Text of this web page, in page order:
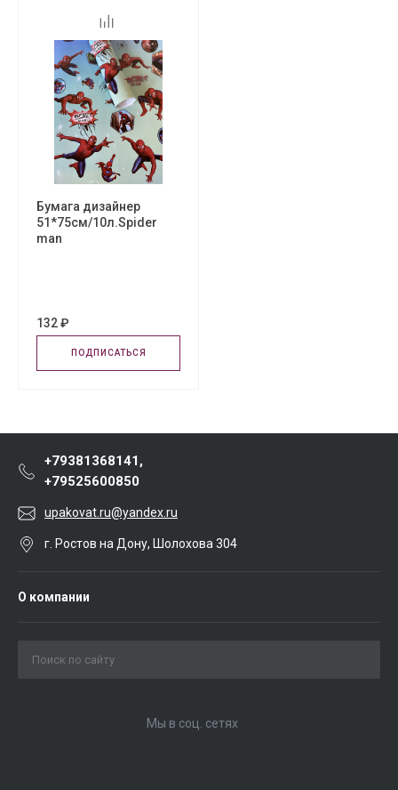
Бумага дизайнер
51*75см/10л.Spider
man
132 ₽
ПОДПИСАТЬСЯ
+79381368141,
+79525600850
upakovat.ru@yandex.ru
г. Ростов на Дону, Шолохова 304
О компании
Мы в соц. сетях